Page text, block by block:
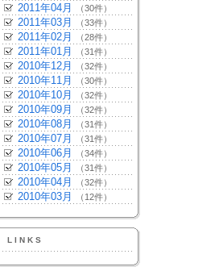
2011年04月 （30件）
2011年03月 （33件）
2011年02月 （28件）
2011年01月 （31件）
2010年12月 （32件）
2010年11月 （30件）
2010年10月 （32件）
2010年09月 （32件）
2010年08月 （31件）
2010年07月 （31件）
2010年06月 （34件）
2010年05月 （31件）
2010年04月 （32件）
2010年03月 （12件）
LINKS